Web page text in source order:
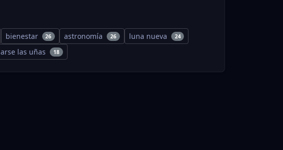
bienestar 26 astronomía 26 luna nueva 24
las uñas 18